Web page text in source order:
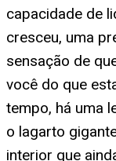
capacidade de
cresceu, uma
sensação de
você do que
tempo, há uma
o lagarto
interior que